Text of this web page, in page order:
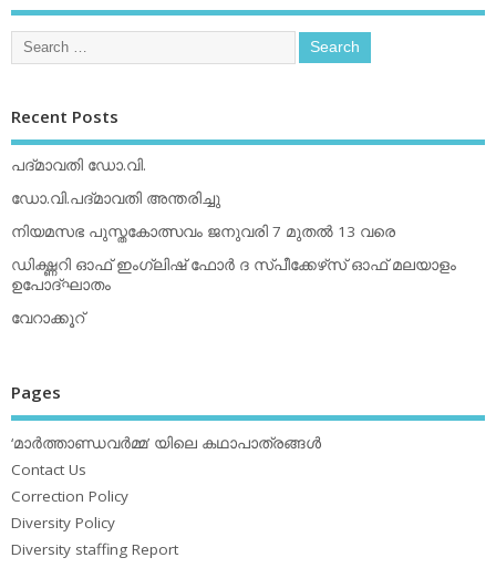
Recent Posts
പദ്മാവതി ഡോ.വി.
ഡോ.വി.പദ്മാവതി അന്തരിച്ചു
നിയമസഭ പുസ്തകോത്സവം ജനുവരി 7 മുതല്‍ 13 വരെ
ഡിക്ഷ്ണറി ഓഫ് ഇംഗ്ലിഷ് ഫോര്‍ ദ സ്പീക്കേഴ്‌സ് ഓഫ് മലയാളം
ഉപോദ്ഘാതം
വേറാക്കൂറ്
Pages
‘മാര്‍ത്താണ്ഡവര്‍മ്മ’ യിലെ കഥാപാത്രങ്ങള്‍
Contact Us
Correction Policy
Diversity Policy
Diversity staffing Report